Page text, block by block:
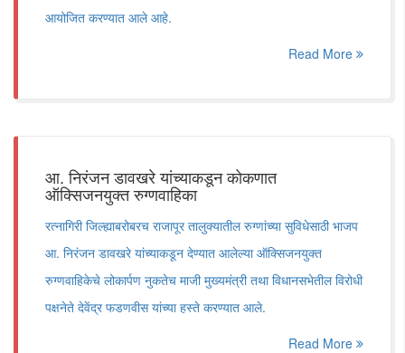
आयोजित करण्यात आले आहे.
Read More
आ. निरंजन डावखरे यांच्याकडून कोकणात
ऑक्सिजनयुक्त रुग्णवाहिका
रत्नागिरी जिल्ह्याबरोबरच राजापूर तालुक्यातील रुग्णांच्या सुविधेसाठी भाजप
आ. निरंजन डावखरे यांच्याकडून देण्यात आलेल्या ऑक्सिजनयुक्त
रुग्णवाहिकेचे लोकार्पण नुकतेच माजी मुख्यमंत्री तथा विधानसभेतील विरोधी
पक्षनेते देवेंद्र फडणवीस यांच्या हस्ते करण्यात आले.
Read More